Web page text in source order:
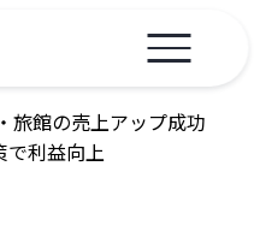
旅館の売上アップ成功
で利益向上